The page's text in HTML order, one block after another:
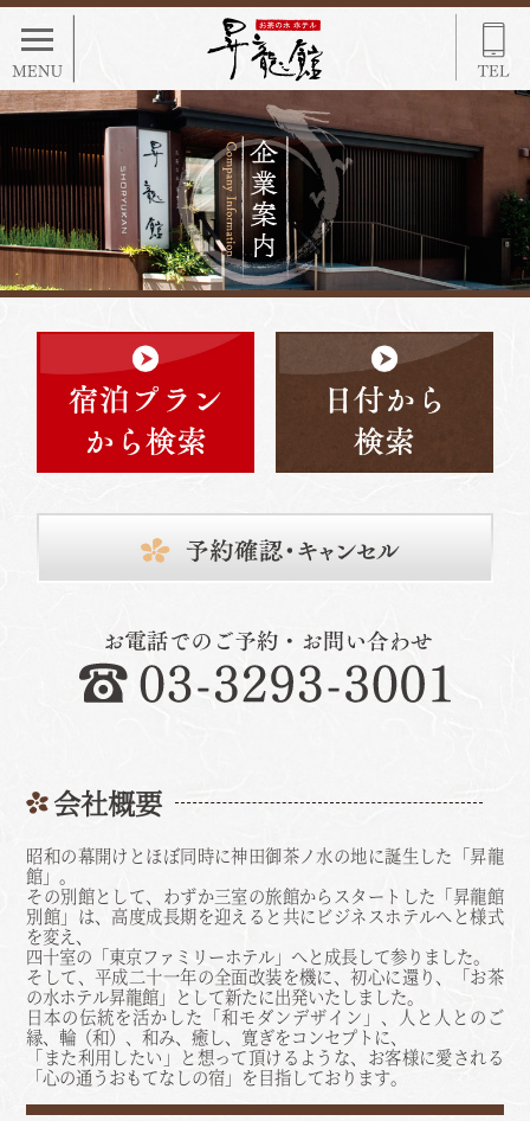
会社概要
昭和の幕開けとほぼ同時に神田御茶ノ水の地に誕生した「昇龍
館」。
その別館として、わずか三室の旅館からスタートした「昇龍館
別館」は、高度成長期を迎えると共にビジネスホテルへと様式
を変え、
四十室の「東京ファミリーホテル」へと成長して参りました。
そして、平成二十一年の全面改装を機に、初心に還り、「お茶
の水ホテル昇龍館」として新たに出発いたしました。
日本の伝統を活かした「和モダンデザイン」、人と人とのご
縁、輪（和）、和み、癒し、寛ぎをコンセプトに、
「また利用したい」と想って頂けるような、お客様に愛される
「心の通うおもてなしの宿」を目指しております。